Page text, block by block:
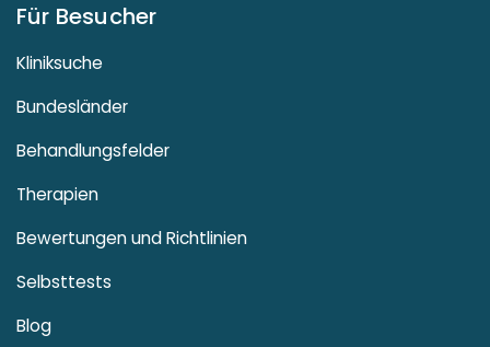
Für Besucher
Kliniksuche
Bundesländer
Behandlungsfelder
Therapien
Bewertungen und Richtlinien
Selbsttests
Blog